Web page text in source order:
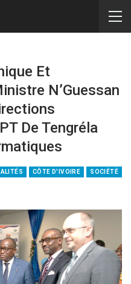
Et
N’Guessan
De Tengréla
CÔTE D'IVOIRE SOCIÉTÉ